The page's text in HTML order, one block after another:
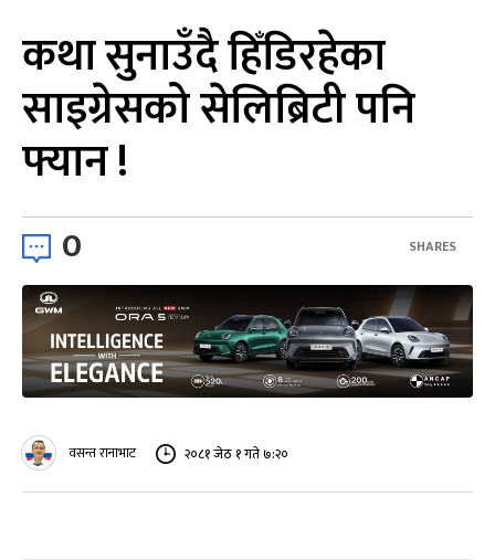
कथा सुनाउँदै हिँडिरहेका
साइग्रेसको सेलिब्रिटी पनि
फ्यान !
0 SHARES
वसन्त रानाभाट २०८१ जेठ १ गते ७:२०